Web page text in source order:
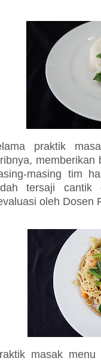
praktik
masing tim
tersaji
oleh Dosen
masak